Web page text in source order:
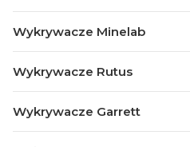
Wykrywacze Minelab
Wykrywacze Rutus
Wykrywacze Garrett